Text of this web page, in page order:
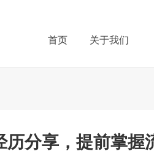
首页 关于我们
分享，提前掌握